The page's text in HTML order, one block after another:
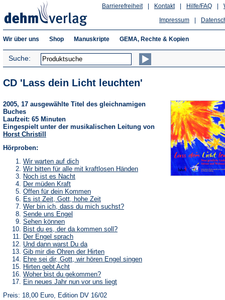
Hilfe/FAQ
Kontakt
Barrierefreiheit
Impressum
Wir über uns Shop Manuskripte GEMA, Rechte & Kopien
Suche:
CD 'Lass dein Licht leuchten'
2005, 17 ausgewählte Titel des gleichnamigen
Buches
Laufzeit: 65 Minuten
Eingespielt unter der musikalischen Leitung von
Horst Christill
Hörproben:
Wir warten auf dich(Öffnet
in
Tab)
Wir bitten für alle mit kraftlosen Händen(Öffnet
Noch ist es Nacht(Öffnet
einem
neuen
Tab)
Der müden Kraft(Öffnet
in
einem
neuen
Tab)
Offen für dein Kommen(Öffnet
in
einem
neuen
Es ist Zeit, Gott, hohe Zeit(Öffnet
in
Tab)
Wer bin ich, dass du mich suchst?(Öffnet
Sende uns Engel
einem
neuen
Tab)
Sehen können(Öffnet
in
einem
neuen
Tab)
Bist du es, der da kommen soll?(Öffnet
Tab)
Der Engel sprach(Öffnet
in
einem
neuen
Tab)
Und dann warst Du da(Öffnet
in
einem
neuen
Tab)
Gib mir die Ohren der Hirten(Öffnet
in
einem
Tab)
Ehre sei dir, Gott, wir hören Engel singen(Öffnet
Hirten gebt Acht(Öffnet
in
einem
neuen
Tab)
Woher bist du gekommen?(Öffnet
in
einem
neuen
Ein neues Jahr nun vor uns liegt(Öffnet
Preis: 18,00 Euro, Edition DV 16/02